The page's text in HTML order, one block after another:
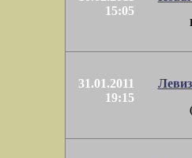
15:05
31.01.2011
19:15